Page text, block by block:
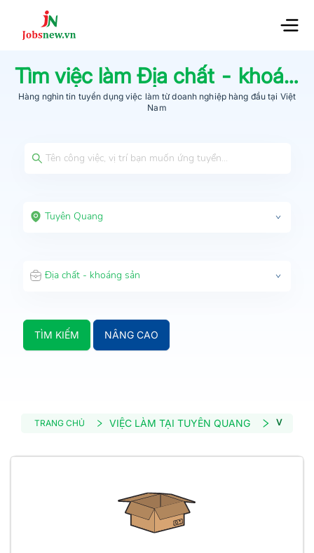
Tìm việc làmĐịa chất - khoáng sản
Hàng nghìn tin tuyển dụng việc làm từdoanh nghiệp hàng đầu tại Việt
Nam
Tuyên Quang
Địa chất - khoáng sản
TÌM KIẾM NÂNG CAO
TRANG CHỦ VIỆC LÀM TẠI TUYÊN QUANG VIỆC